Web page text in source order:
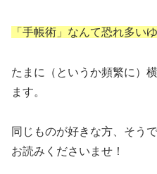
「手帳術」なんて恐れ多い
たまに（というか頻繁に）
ます。
同じものが好きな方、そう
お読みくださいませ！